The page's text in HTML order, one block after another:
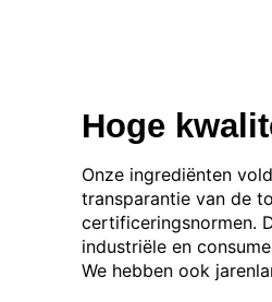
Hoge
Onze ingrediënten
transparantie van de
certificeringsnormen.
industriële en
We hebben ook